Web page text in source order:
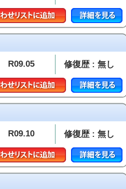
R09.05 修復歴 : 無し
R09.10 修復歴 : 無し